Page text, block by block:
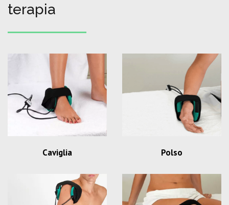
terapia
Caviglia Polso